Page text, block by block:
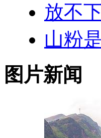
放不
山粉
图片新闻